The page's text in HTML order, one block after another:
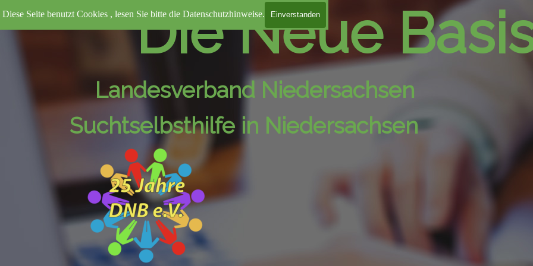
Diese Seite benutzt Cookies , lesen Sie bitte die Datenschutzhinweise. Einverstanden
Die Neue
Landesverband Niedersachsen
Suchtselbsthilfe in Niedersachsen